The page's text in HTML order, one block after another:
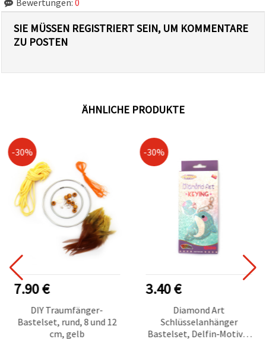
SIE MÜSSEN REGISTRIERT SEIN, UM KOMMENTARE
ZU POSTEN
ÄHNLICHE PRODUKTE
-30%
7.90 €
DIY Traumfänger-
Bastelset, rund, 8 und 12
cm, gelb
-30%
3.40 €
Diamond Art
Schlüsselanhänger
Bastelset, Delfin‑Motiv, 8